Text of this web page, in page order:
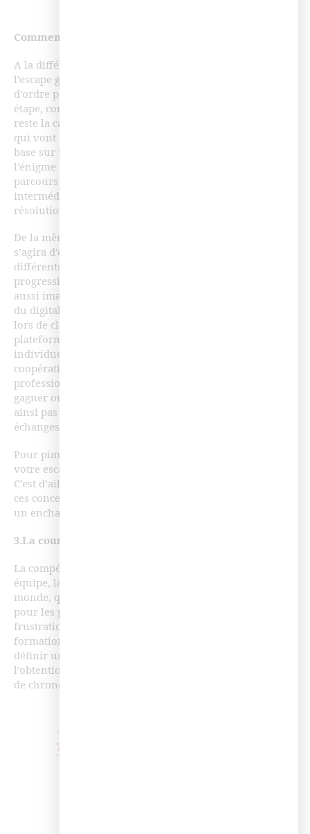
Comment le mettre en place ?
A la différence du jeu de plateforme, la progression dans
l’escape game est plus « libre », il n’y a pas forcement
d’ordre pour débloquer les points d’étapes. La première
étape, comme pour toutes les formations finalement,
reste la cartographie de votre dispositif et des ressources
qui vont avec. La plupart du temps, l’escape game se
base sur une collecte d’indices qui aident à déverrouiller
l’énigme finale. Il peut donc être intéressant, pour un
parcours de formation, de créer des évaluations
intermédiaires donnant des indices qui aideront à la
résolution de l’évaluation finale.
De la même manière que pour le jeu de plateforme, il
s’agira d’organiser sur votre LMS les prérequis entre les
différents parcours pour bloquer l’apprenant dans sa
progression s’il ne trouve pas les bons indices. On peut
aussi imaginer, grâce aux différents outils et modalités
du digital learning, de proposer des énigmes collectives
lors de classes virtuelles ou sur les espaces sociaux de la
plateforme par exemple. L’escape game peut en effet être
individuel, mais il est très souvent mis en œuvre en jeu
coopératif. L’avantage, d’un point de vue formation
professionnelle, est que ce type de jeu par équipe fera
gagner ou perdre tous les joueurs ensemble, ne créant
ainsi pas de frustration personnelle et encourageant les
échanges et la collaboration à distance.
Pour pimenter encore un peu la recherche d’indices,
votre escape game peut introduire la notion de temps.
C’est d’ailleurs le cas dans la plupart des salles proposant
ces concepts de jeu : il faut sortir de la pièce en résolvant
un enchaînement d’énigmes dans un délai limité !
3.La course
La compétition à l’état pur ! Chacun pour soi ou en
équipe, la course est l’un des jeux vieux comme le
monde, qui a l’avantage de créer une émulation forte
pour les participants, mais aussi, potentiellement, de la
frustration. Le principe est de créer un parcours de
formation, découpé en plusieurs étapes ou pas, de
définir une ligne d’arrivée à franchir, par exemple
l’obtention d’un certain score à une évaluation finale, et
de chronométrer son achèvement.